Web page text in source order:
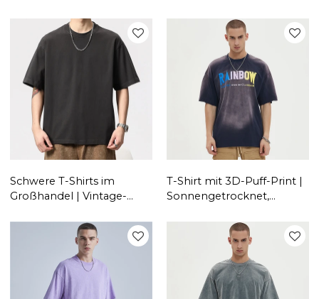
Loose-Fit-T-Shirts|
Großhandel für Freizeit-
Sport-T-Shirts
Loose-Fit-T-Shirts|
Großhandel mit Hip-Pop-
Schwere T-Shirts im
Großhandel | Vintage-
Baumwolle | Halbarm-T-
Shirts mit schneller
T-Shirt mit 3D-Puff-Print |
Sonnengetrocknet,
Individuelles Logo |
Hersteller von Streetwear-